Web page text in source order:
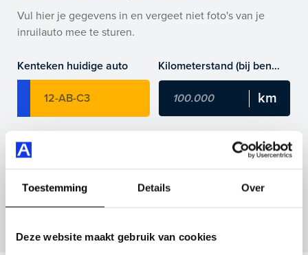
Toestemming Details Over
Deze website maakt gebruik van cookies
Je koopt hem voor € 7.850,- maar je kan deze Hyundai
i10 ook bij ons financieren of leasen.
Maak snel een afspraak in de showroom of bestel hem
direct online.
Vul hier je gegevens in en vergeet niet foto's van je
inruilauto mee te sturen.
Kenteken huidige auto Kilometerstand (bij benadering)
Wanneer je foto’s meestuurt ontvang je op
maandag tot en met vrijdag binnen enkele uren